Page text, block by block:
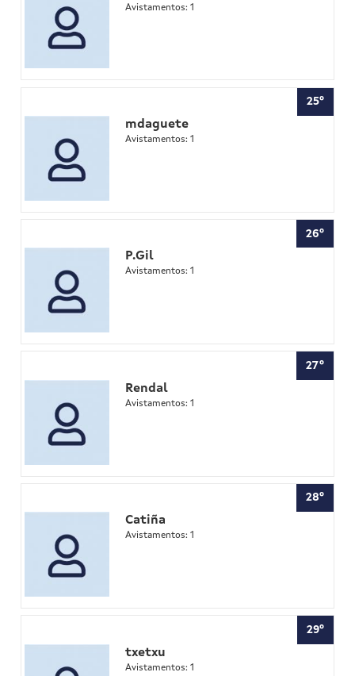
Avistamentos: 1
25º
mdaguete
Avistamentos: 1
26º
P.Gil
Avistamentos: 1
27º
Rendal
Avistamentos: 1
28º
Catiña
Avistamentos: 1
29º
txetxu
Avistamentos: 1